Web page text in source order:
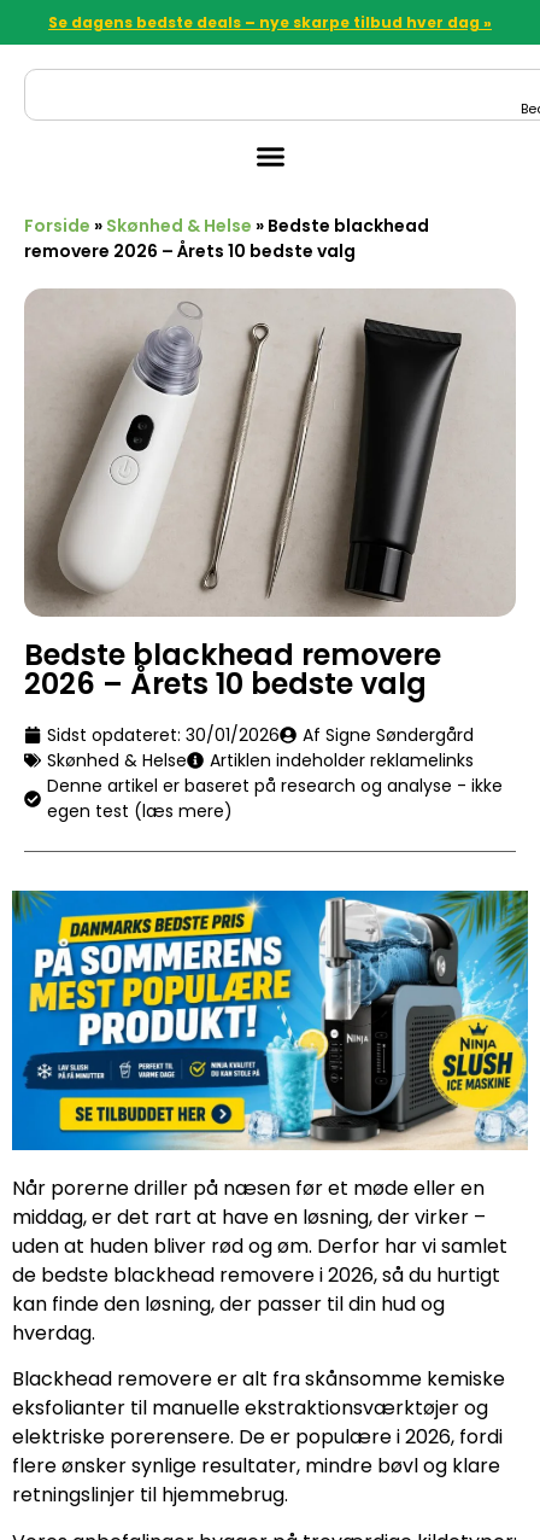
Se dagens bedste deals – nye skarpe tilbud hver dag »
Forside » Skønhed & Helse » Bedste blackhead
removere 2026 – Årets 10 bedste valg
Bedste blackhead removere
2026 – Årets 10 bedste valg
Sidst opdateret: 30/01/2026
Af Signe Søndergård
Skønhed & Helse
Artiklen indeholder reklamelinks
Denne artikel er baseret på research og analyse - ikke
egen test (læs mere)
Når porerne driller på næsen før et møde eller en
middag, er det rart at have en løsning, der virker –
uden at huden bliver rød og øm. Derfor har vi samlet
de bedste blackhead removere i 2026, så du hurtigt
kan finde den løsning, der passer til din hud og
hverdag.
Blackhead removere er alt fra skånsomme kemiske
eksfolianter til manuelle ekstraktionsværktøjer og
elektriske porerensere. De er populære i 2026, fordi
flere ønsker synlige resultater, mindre bøvl og klare
retningslinjer til hjemmebrug.